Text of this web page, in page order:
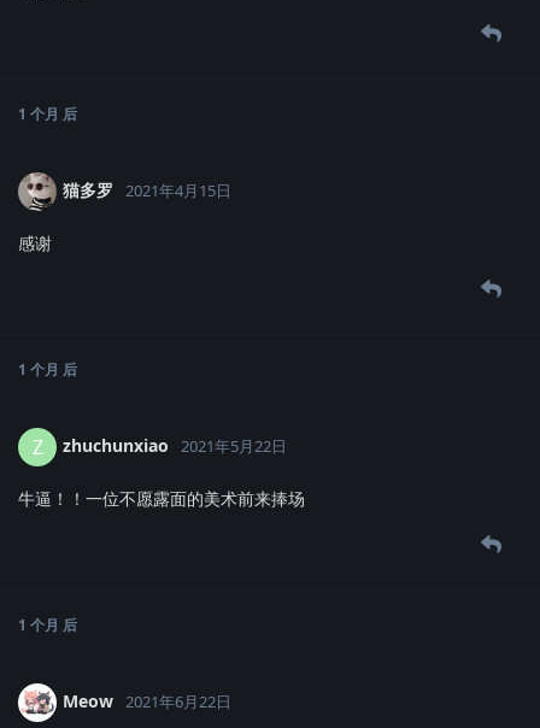
1 个月 后
猫多罗 2021年4月15日
感谢
1 个月 后
Z zhuchunxiao 2021年5月22日
牛逼！！一位不愿露面的美术前来捧场
1 个月 后
Meow 2021年6月22日